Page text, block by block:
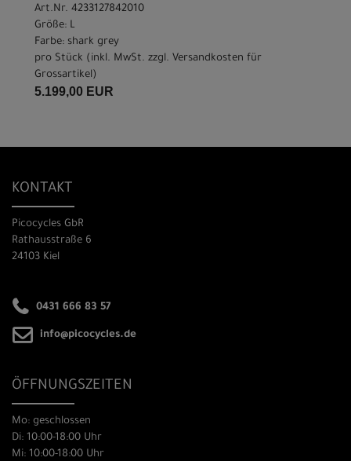
Art.Nr. 4233127842010
Größe: L
Farbe: shark grey
pro Stück (inkl. MwSt. zzgl. Versandkosten für
Grossartikel)
5.199,00 EUR
KONTAKT
Picocycles GbR
Rathausstraße 6
24103 Kiel
0431 666 83 57
info@picocycles.de
ÖFFNUNGSZEITEN
Mo: geschlossen
Di: 10:00-18:00 Uhr
Mi: 10:00-18:00 Uhr